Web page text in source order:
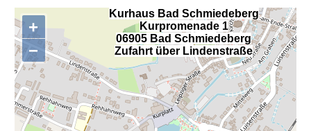
+
−
Kurhaus Bad Schmiedeberg
Kurpromenade 1
06905 Bad Schmiedeberg
Zufahrt über Lindenstraße
,